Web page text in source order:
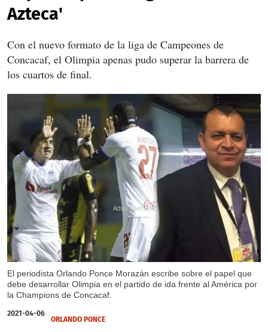
Azteca'
Con el nuevo formato de la liga de Campeones de
Concacaf, el Olimpia apenas pudo superar la barrera de
los cuartos de final.
El periodista Orlando Ponce Morazán escribe sobre el papel que
debe desarrollar Olimpia en el partido de ida frente al América por
la Champions de Concacaf.
X
X
2021-04-06
ORLANDO PONCE